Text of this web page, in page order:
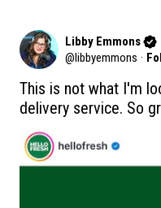
Libby Emmons
@ libbyemmons ·
This is not what I'm
delivery service. So